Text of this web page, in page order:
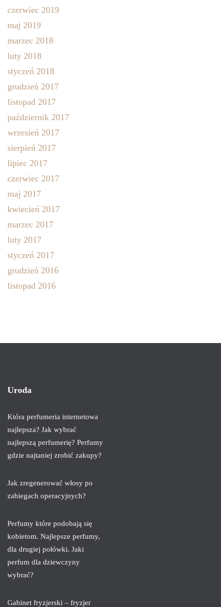
czerwiec 2019
maj 2019
marzec 2018
luty 2018
styczeń 2018
grudzień 2017
listopad 2017
październik 2017
wrzesień 2017
sierpień 2017
lipiec 2017
czerwiec 2017
maj 2017
kwiecień 2017
marzec 2017
luty 2017
styczeń 2017
grudzień 2016
listopad 2016
Uroda
Która perfumeria internetowa
najlepsza? Jak wybrać
najlepszą perfumerię? Perfumy
gdzie najtaniej zrobić zakupy?
Jak zregenerować włosy po
zabiegach operacyjnych?
Perfumy które podobają się
kobietom. Najlepsze perfumy,
dla drugiej połówki. Jaki
perfum dla dziewczyny
wybrać?
Gabinet fryzjerski – fryzjer